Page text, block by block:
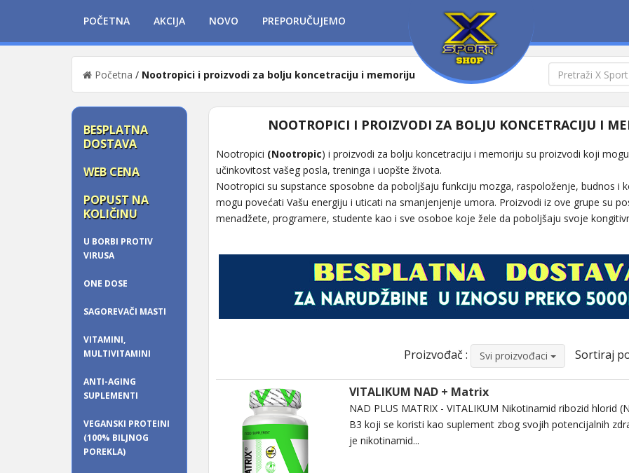
POČETNA AKCIJA NOVO PREPORUČUJEMO
Početna / Nootropici i proizvodi za bolju koncetraciju i memoriju
BESPLATNA
DOSTAVA
WEB CENA
POPUST NA
KOLIČINU
U BORBI PROTIV
VIRUSA
ONE DOSE
SAGOREVAČI MASTI
VITAMINI,
MULTIVITAMINI
ANTI-AGING
SUPLEMENTI
VEGANSKI PROTEINI
(100% BILJNOG
POREKLA)
NOOTROPICI I PROIZVODI ZA BOLJU KONCETRACIJU I
Nootropici (Nootropic) i proizvodi za bolju koncetraciju i memoriju su proizvodi koji
učinkovitost vašeg posla, treninga i uopšte života.
Nootropici su supstance sposobne da poboljšaju funkciju mozga, raspoloženje, budnos i
mogu povećati Vašu energiju i uticati na smanjenjenje umora. Proizvodi iz ove grupe su
menadžete, programere, studente kao i sve osoboe koje žele da poboljšaju svoje
Proizvođač : Svi proizvođaci Sortiraj
VITALIKUM NAD + Matrix
NAD PLUS MATRIX - VITALIKUM Nikotinamid ribozid hlorid
B3 koji se koristi kao suplement zbog svojih potencijalnih
je nikotinamid...